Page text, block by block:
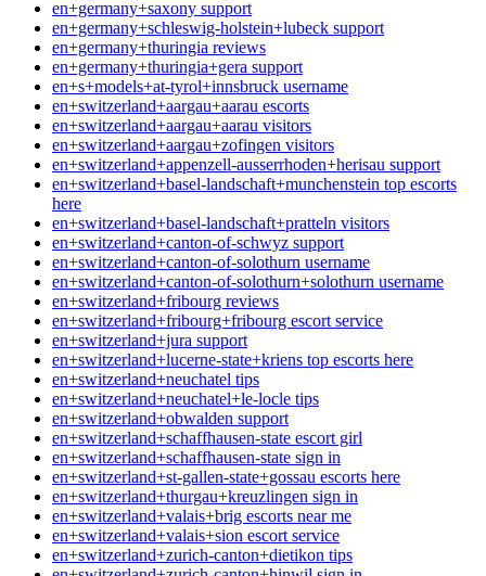
en+germany+saxony support
en+germany+schleswig-holstein+lubeck support
en+germany+thuringia reviews
en+germany+thuringia+gera support
en+s+models+at-tyrol+innsbruck username
en+switzerland+aargau+aarau escorts
en+switzerland+aargau+aarau visitors
en+switzerland+aargau+zofingen visitors
en+switzerland+appenzell-ausserrhoden+herisau support
en+switzerland+basel-landschaft+munchenstein top escorts
here
en+switzerland+basel-landschaft+pratteln visitors
en+switzerland+canton-of-schwyz support
en+switzerland+canton-of-solothurn username
en+switzerland+canton-of-solothurn+solothurn username
en+switzerland+fribourg reviews
en+switzerland+fribourg+fribourg escort service
en+switzerland+jura support
en+switzerland+lucerne-state+kriens top escorts here
en+switzerland+neuchatel tips
en+switzerland+neuchatel+le-locle tips
en+switzerland+obwalden support
en+switzerland+schaffhausen-state escort girl
en+switzerland+schaffhausen-state sign in
en+switzerland+st-gallen-state+gossau escorts here
en+switzerland+thurgau+kreuzlingen sign in
en+switzerland+valais+brig escorts near me
en+switzerland+valais+sion escort service
en+switzerland+zurich-canton+dietikon tips